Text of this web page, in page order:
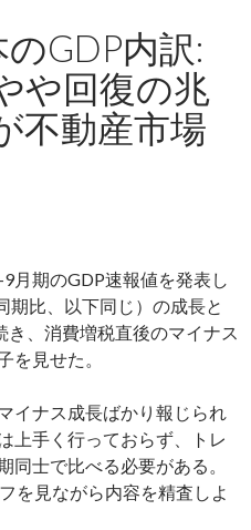
GDP内訳:
や回復の兆
不動産市場
月期のGDP速報値を発表し
期比、以下同じ）の成長と
き、消費増税直後のマイナス
を見せた。
イナス成長ばかり報じられ
上手く行っておらず、トレ
同士で比べる必要がある。
を見ながら内容を精査しよ